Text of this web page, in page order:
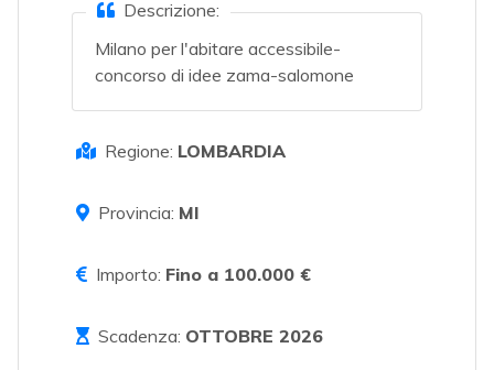
Descrizione:
Milano per l'abitare accessibile-
concorso di idee zama-salomone
Regione: LOMBARDIA
Provincia: MI
Importo: Fino a 100.000 €
Scadenza: OTTOBRE 2026